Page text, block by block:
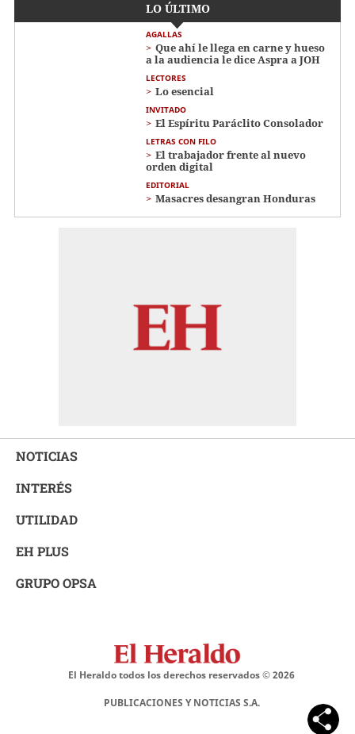
LO ÚLTIMO
AGALLAS
Que ahí le llega en carne y hueso
a la audiencia le dice Aspra a JOH
LECTORES
Lo esencial
INVITADO
El Espíritu Paráclito Consolador
LETRAS CON FILO
El trabajador frente al nuevo
orden digital
EDITORIAL
Masacres desangran Honduras
NOTICIAS
INTERÉS
UTILIDAD
EH PLUS
GRUPO OPSA
El Heraldo todos los derechos reservados ©2026
PUBLICACIONES Y NOTICIAS S.A.